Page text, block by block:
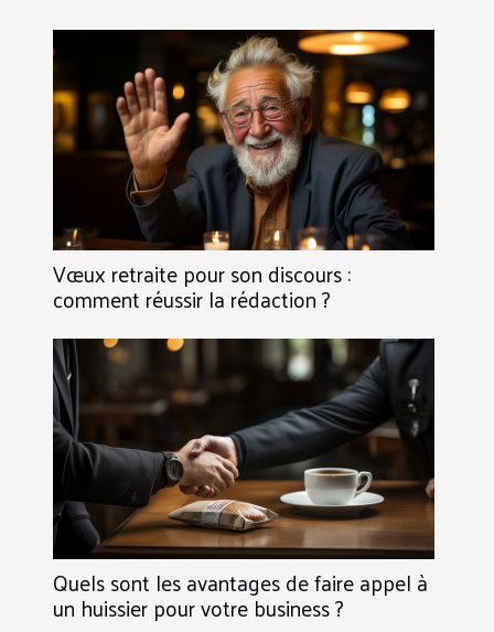
Vœux retraite pour son discours :
comment réussir la rédaction ?
Quels sont les avantages de faire appel à
un huissier pour votre business ?